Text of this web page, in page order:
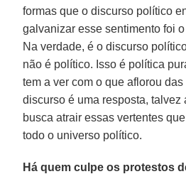
formas que o discurso político
galvanizar esse sentimento foi o
Na verdade, é o discurso
não é político. Isso é política
tem a ver com o que aflorou
discurso é uma resposta, talvez
busca atrair essas vertentes
todo o universo político.
Há quem culpe os protestos